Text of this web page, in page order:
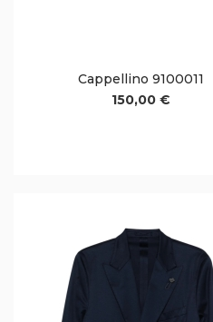
Cappellino 9100011
150,00 €